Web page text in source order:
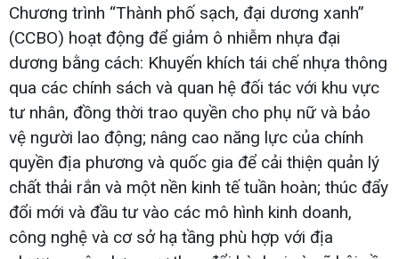
Chương trình “Thành phố sạch, đại dương xanh”
(CCBO) hoạt động để giảm ô nhiễm nhựa đại
dương bằng cách: Khuyến khích tái chế nhựa thông
qua các chính sách và quan hệ đối tác với khu vực
tư nhân, đồng thời trao quyền cho phụ nữ và bảo
vệ người lao động; nâng cao năng lực của chính
quyền địa phương và quốc gia để cải thiện quản lý
chất thải rắn và một nền kinh tế tuần hoàn; thúc đẩy
đổi mới và đầu tư vào các mô hình kinh doanh,
công nghệ và cơ sở hạ tầng phù hợp với địa